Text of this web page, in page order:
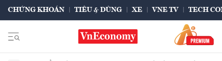
CHỨNG KHOÁN TIÊU & DÙNG XE VNE TV TECH